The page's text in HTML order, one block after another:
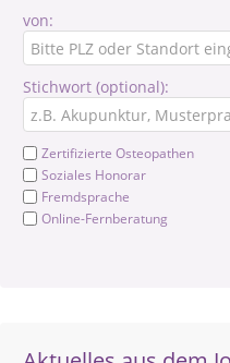
von:
Stichwort (optional):
Zertifizierte Osteopathen
Soziales Honorar
Fremdsprache
Online-Fernberatung